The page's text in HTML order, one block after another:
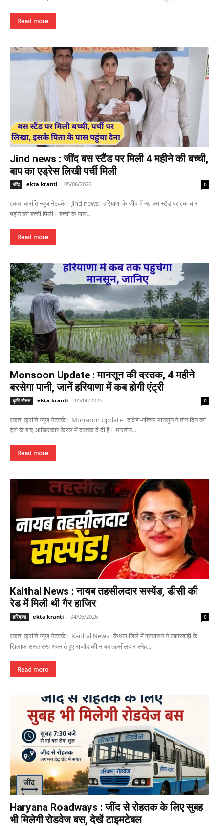
Read more
Jind news : जींद बस स्टैंड पर मिली 4 महीने की बच्ची,
बाप का एड्रेस लिखी पर्ची मिली
जींद ekta kranti - 05/06/2026 0
एकता क्रांति न्यूज नेटवर्क। Jind news : हरियाणा के जींद में नए बस स्टैंड पर एक चार
महीने की बच्ची मिली। बच्ची के पास...
Read more
Monsoon Update : मानसून की दस्तक, 4 महीने
बरसेगा पानी, जानें हरियाणा में कब होगी एंट्री
कृषि मौसम ekta kranti - 05/06/2026 0
एकता क्रांति न्यूज नेटवर्क। Monsoon Update : दक्षिण-पश्चिम मानसून ने तीन दिन की
देरी के बाद आखिरकार केरल में दस्तक दे दी है। भारतीय...
Read more
Kaithal News : नायब तहसीलदार सस्पेंड, डीसी की
रेड में मिली थी गैर हाजिर
हरियाणा ekta kranti - 04/06/2026 0
एकता क्रांति न्यूज नेटवर्क। Kaithal News : कैथल जिले में प्रशासन ने लापरवाही के
खिलाफ सख्त रुख अपनाते हुए राजौंद की नायब तहसीलदार स्नेह...
Read more
Haryana Roadways : जींद से रोहतक के लिए सुबह
भी मिलेगी रोडवेज बस, देखें टाइमटेबल